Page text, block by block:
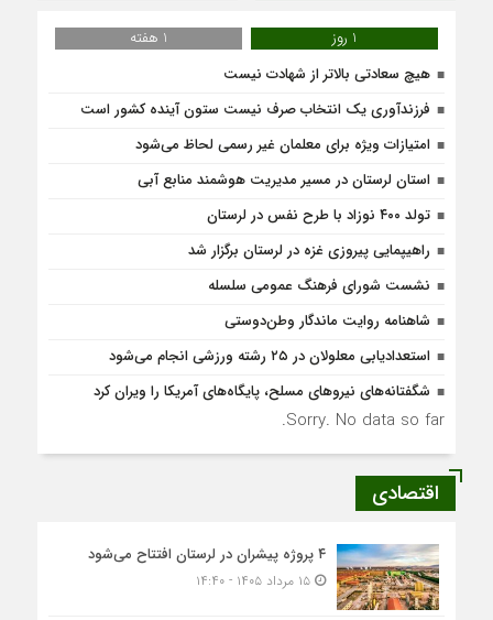
1 روز
1 هفته
هیچ سعادتی بالاتر از شهادت نیست
فرزندآوری یک انتخاب صرف نیست ستون آینده کشور است
امتیازات ویژه برای معلمان غیر رسمی لحاظ می‌شود
استان لرستان در مسیر مدیریت هوشمند منابع آبی
تولد ۴۰۰ نوزاد با طرح نفس در لرستان
راهیپمایی پیروزی غزه در لرستان برگزار شد
نشست شورای فرهنگ عمومی سلسله
شاهنامه روایت ماندگار وطن‌دوستی
استعدادیابی معلولان در ۲۵ رشته ورزشی انجام می‌شود
شگفتانه‌های نیروهای مسلح، پایگاه‌های آمریکا را ویران کرد
Sorry. No data so far.
اقتصادی
۴ پروژه پیشران در لرستان افتتاح می‌شود
۱۵ مرداد ۱۴۰۵ - ۱۴:۴۰